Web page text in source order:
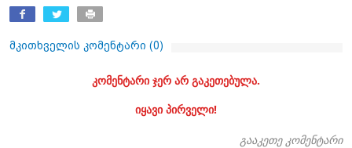
მკითხველის კომენტარი (0)
კომენტარი ჯერ არ გაკეთებულა.
იყავი პირველი!
გააკეთე კომენტარი